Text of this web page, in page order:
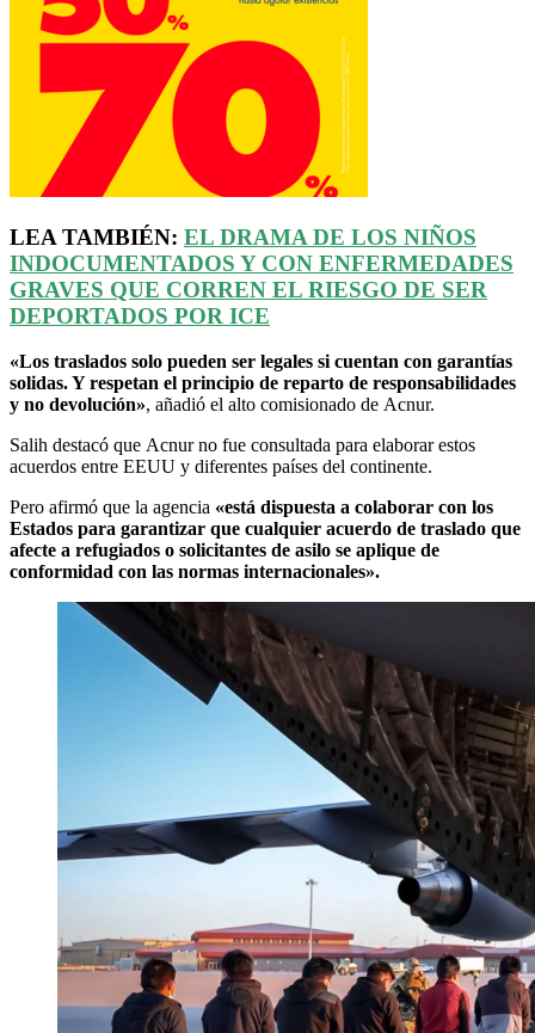
LEA TAMBIÉN: EL DRAMA DE LOS NIÑOS
INDOCUMENTADOS Y CON ENFERMEDADES
GRAVES QUE CORREN EL RIESGO DE SER
DEPORTADOS POR ICE
«Los traslados solo pueden ser legales si cuentan con garantías
solidas. Y respetan el principio de reparto de responsabilidades
y no devolución», añadió el alto comisionado de Acnur.
Salih destacó que Acnur no fue consultada para elaborar estos
acuerdos entre EEUU y diferentes países del continente.
Pero afirmó que la agencia «está dispuesta a colaborar con los
Estados para garantizar que cualquier acuerdo de traslado que
afecte a refugiados o solicitantes de asilo se aplique de
conformidad con las normas internacionales».